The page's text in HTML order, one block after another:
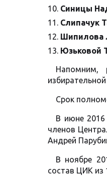
Синицы
Слипачук
Шипилова
Юзьковой
Напомним,
Срок
В июне 2016
членов
Андрей
В ноябре
состав ЦИК из